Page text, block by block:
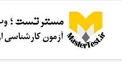
content